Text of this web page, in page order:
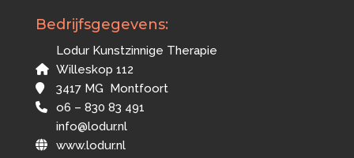
Bedrijfsgegevens:
Lodur Kunstzinnige Therapie
Willeskop 112
3417 MG Montfoort
o6 – 830 83 491
info@lodur.nl
www.lodur.nl